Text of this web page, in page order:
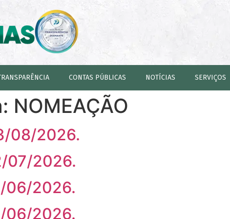
CONTAS PÚBLICAS NOTÍCIAS SERVIÇOS
NOMEAÇÃO
08/2026.
07/2026.
06/2026.
06/2026.